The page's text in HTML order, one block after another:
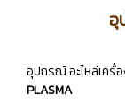
อุ
อุปกรณ์ อะไหล่เครื่
PLASMA